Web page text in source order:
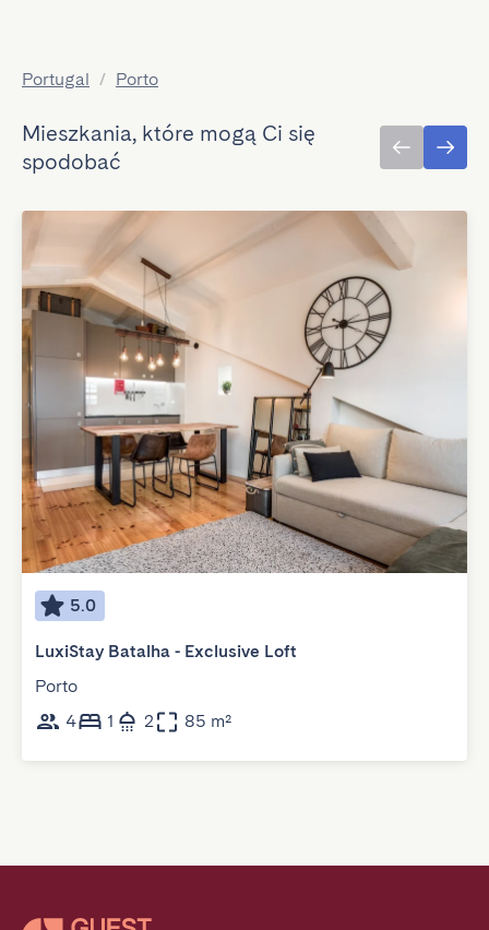
Portugal / Porto
Mieszkania, które mogą Ci się
spodobać
5.0
LuxiStay Batalha - Exclusive Loft
Porto
4
1 2 85 m²